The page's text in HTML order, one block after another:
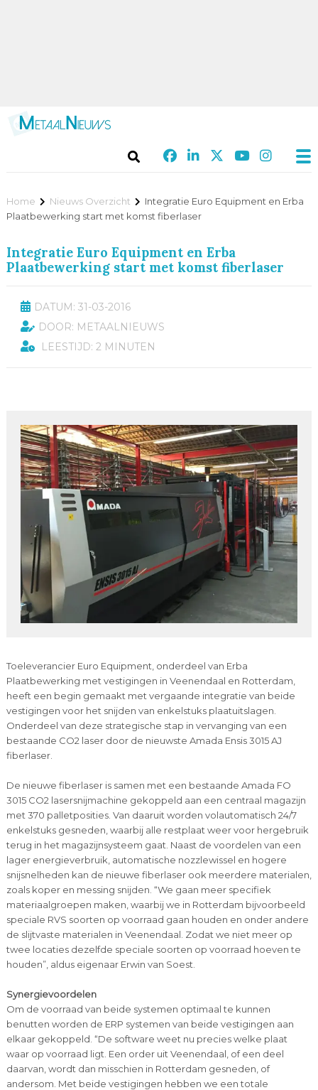
Home Nieuws Overzicht
Integratie Euro Equipment en Erba
Plaatbewerking start met komst fiberlaser
Integratie Euro Equipment en Erba
Plaatbewerking start met komst fiberlaser
DATUM: 31-03-2016
DOOR: METAALNIEUWS
LEESTIJD: 2 MINUTEN
Toeleverancier Euro Equipment, onderdeel van Erba
Plaatbewerking met vestigingen in Veenendaal en Rotterdam,
heeft een begin gemaakt met vergaande integratie van beide
vestigingen voor het snijden van enkelstuks plaatuitslagen.
Onderdeel van deze strategische stap in vervanging van een
bestaande CO2 laser door de nieuwste Amada Ensis 3015 AJ
fiberlaser.
De nieuwe fiberlaser is samen met een bestaande Amada FO
3015 CO2 lasersnijmachine gekoppeld aan een centraal magazijn
met 370 palletposities. Van daaruit worden volautomatisch 24/7
enkelstuks gesneden, waarbij alle restplaat weer voor hergebruik
terug in het magazijnsysteem gaat. Naast de voordelen van een
lager energieverbruik, automatische nozzlewissel en hogere
snijsnelheden kan de nieuwe fiberlaser ook meerdere materialen,
zoals koper en messing snijden. “We gaan meer specifiek
materiaalgroepen maken, waarbij we in Rotterdam bijvoorbeeld
speciale RVS soorten op voorraad gaan houden en onder andere
de slijtvaste materialen in Veenendaal. Zodat we niet meer op
twee locaties dezelfde speciale soorten op voorraad hoeven te
houden”, aldus eigenaar Erwin van Soest.
Synergievoordelen
Om de voorraad van beide systemen optimaal te kunnen
benutten worden de ERP systemen van beide vestigingen aan
elkaar gekoppeld. “De software weet nu precies welke plaat
waar op voorraad ligt. Een order uit Veenendaal, of een deel
daarvan, wordt dan misschien in Rotterdam gesneden, of
andersom. Met beide vestigingen hebben we een totale